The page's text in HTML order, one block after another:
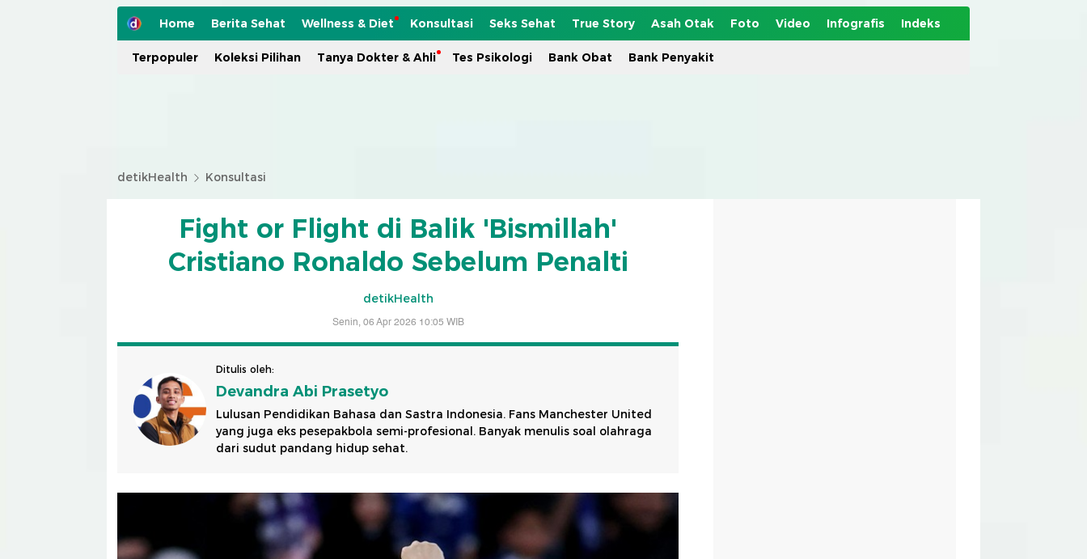
Home Berita Sehat Wellness & Diet Konsultasi Seks Sehat True Story Asah Otak Foto Video Infografis Indeks
Terpopuler Koleksi Pilihan Tanya Dokter & Ahli Tes Psikologi Bank Obat Bank Penyakit
detikHealth Konsultasi
Fight or Flight di Balik 'Bismillah'
Cristiano Ronaldo Sebelum Penalti
detikHealth
Senin, 06 Apr 2026 10:05 WIB
Ditulis oleh:
Devandra Abi Prasetyo
Lulusan Pendidikan Bahasa dan Sastra Indonesia. Fans Manchester United
yang juga eks pesepakbola semi-profesional. Banyak menulis soal olahraga
dari sudut pandang hidup sehat.